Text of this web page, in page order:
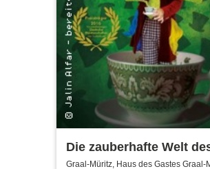
Die zauberhafte Welt
Jalin Alfar
Graal-Müritz, Haus des Gastes Graal-